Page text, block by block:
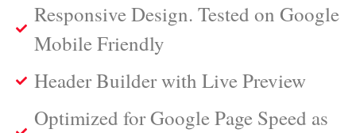
Responsive Design. Tested on Google
Mobile Friendly
Header Builder with Live Preview
Optimized for Google Page Speed as